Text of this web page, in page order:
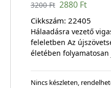
3200Ft 2880 Ft
Cikkszám: 22405
Hálaadásra vezető
feleletben Az
életében
Nincs készleten,